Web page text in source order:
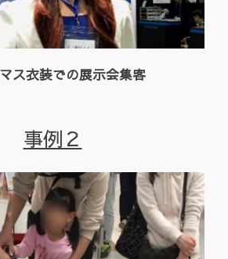
ス衣装での展示会集客
事例２